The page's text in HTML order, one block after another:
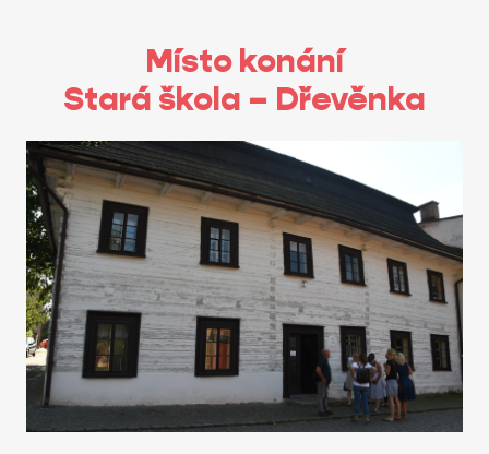
Místo konání
Stará škola – Dřevěnka